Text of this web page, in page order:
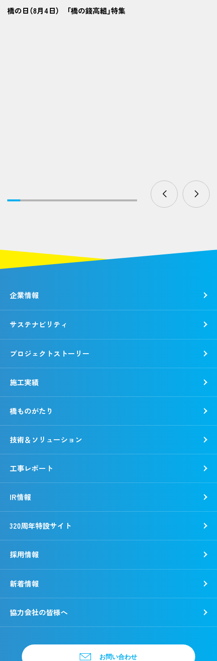
橋の日（8月4日） 「橋の錢高組」特集
企業情報
各種方針
動画で知る錢高組
事業所一覧
野村胡堂・あらえびす記念館
サステナビリティ
CSR報告書
社会
プロジェクトストーリー
施工実績
橋ものがたり
技術＆ソリューション
工事レポート
IR情報
320周年特設サイト
採用情報
新着情報
協力会社の皆様へ
お問い合わせ